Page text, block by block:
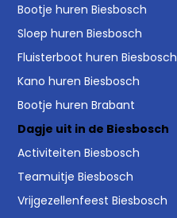
Bootje huren Biesbosch
Sloep huren Biesbosch
Fluisterboot huren Biesbosch
Kano huren Biesbosch
Bootje huren Brabant
Dagje uit in de Biesbosch
Activiteiten Biesbosch
Teamuitje Biesbosch
Vrijgezellenfeest Biesbosch